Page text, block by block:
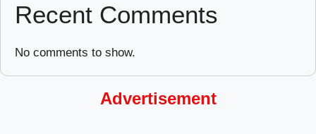
Recent Comments
No comments to show.
Advertisement